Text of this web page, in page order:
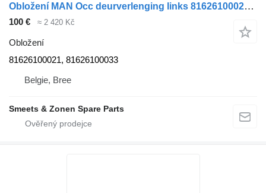
Obložení MAN Occ deurverlenging links 81626100021 pro nákladní auta
100 € ≈ 2 420 Kč
Obložení
81626100021, 81626100033
Belgie, Bree
Smeets & Zonen Spare Parts